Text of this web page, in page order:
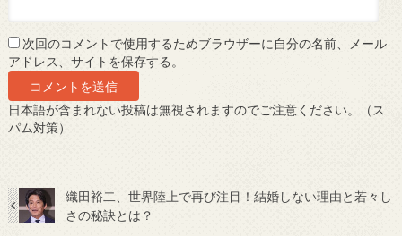
次回のコメントで使用するためブラウザーに自分の名前、メール
アドレス、サイトを保存する。
日本語が含まれない投稿は無視されますのでご注意ください。（ス
パム対策）
織田裕二、世界陸上で再び注目！結婚しない理由と若々し
さの秘訣とは？